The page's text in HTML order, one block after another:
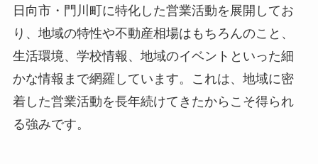
日向市・門川町に特化した営業活動を展開してお
り、地域の特性や不動産相場はもちろんのこと、
生活環境、学校情報、地域のイベントといった細
かな情報まで網羅しています。これは、地域に密
着した営業活動を長年続けてきたからこそ得られ
る強みです。